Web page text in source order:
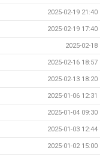
2025-02-19 21:40
2025-02-19 17:40
2025-02-18
2025-02-16 18:57
2025-02-13 18:20
2025-01-06 12:31
2025-01-04 09:30
2025-01-03 12:44
2025-01-02 15:00